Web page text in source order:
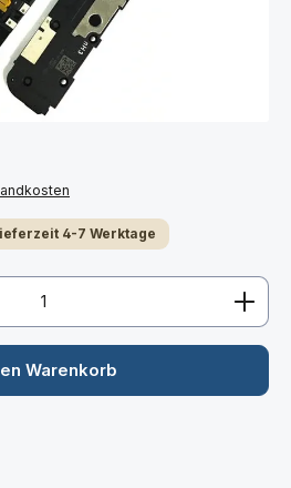
4-7 Werktage
den gewünschten Wert ein
Warenkorb